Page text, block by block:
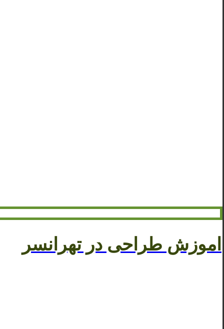
اموزش طراحی در تهرانسر